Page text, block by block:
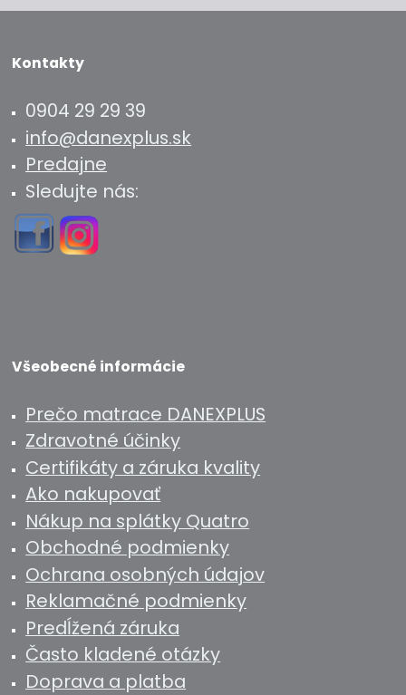
Kontakty
0904 29 29 39
info@danexplus.sk
Predajne
Sledujte nás:
Všeobecné informácie
Prečo matrace DANEXPLUS
Zdravotné účinky
Certifikáty a záruka kvality
Ako nakupovať
Nákup na splátky Quatro
Obchodné podmienky
Ochrana osobných údajov
Reklamačné podmienky
Predĺžená záruka
Často kladené otázky
Doprava a platba